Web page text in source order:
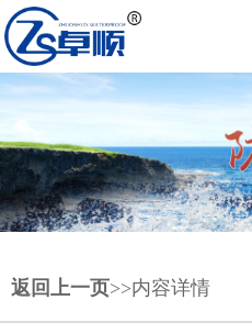
返回上一页>>内容详情